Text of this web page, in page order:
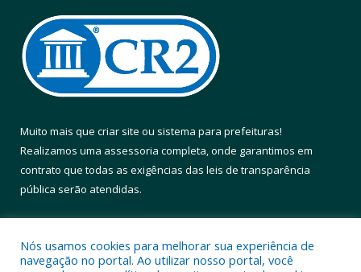
Muito mais que criar site ou sistema para prefeituras!
Realizamos uma assessoria completa, onde garantimos em
contrato que todas as exigências das leis de transparência
pública serão atendidas.
Nós usamos cookies para melhorar sua experiência de
navegação no portal. Ao utilizar nosso portal, você